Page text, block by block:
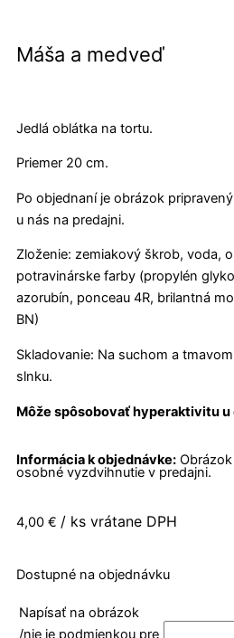
Máša a medveď
Jedlá oblátka na tortu.
Priemer 20 cm.
Po objednaní je obrázok
u nás na predajni.
Zloženie: zemiakový škrob, voda,
potravinárske farby (propylén
azorubín, ponceau 4R, brilantná
BN)
Skladovanie: Na suchom a
slnku.
Môže spôsobovať hyperaktivitu u
Informácia k objednávke:
osobné vyzdvihnutie v predajni.
4,00 € / ks vrátane DPH
Dostupné na objednávku
Napísať na obrázok
/nie je podmienkou pre
Máša
a
medveď